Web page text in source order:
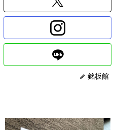
銘板館